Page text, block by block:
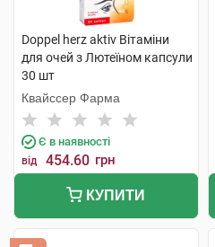
Doppel herz aktiv Вітаміни
для очей з Лютеїном капсули
30 шт
Квайссер Фарма
Є в наявності
від 454.60 грн
КУПИТИ